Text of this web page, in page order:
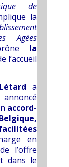
de
la
Agées
la
l’accueil
a
accord-
en
l’offre
dans le